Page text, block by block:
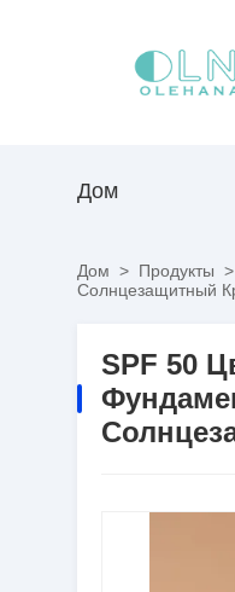
Дом
Дом > Продукты >
Солнцезащитный
SPF 50